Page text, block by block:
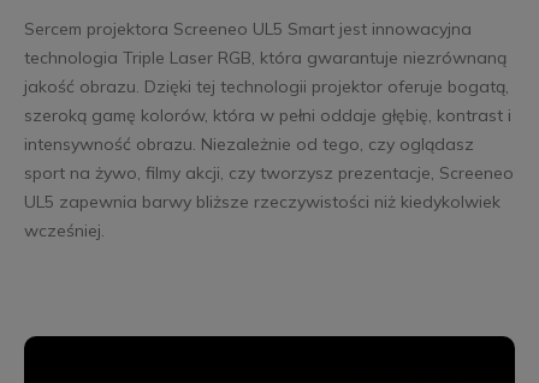
Sercem projektora Screeneo UL5 Smart jest innowacyjna
technologia Triple Laser RGB, która gwarantuje niezrównaną
jakość obrazu. Dzięki tej technologii projektor oferuje bogatą,
szeroką gamę kolorów, która w pełni oddaje głębię, kontrast i
intensywność obrazu. Niezależnie od tego, czy oglądasz
sport na żywo, filmy akcji, czy tworzysz prezentacje, Screeneo
UL5 zapewnia barwy bliższe rzeczywistości niż kiedykolwiek
wcześniej.